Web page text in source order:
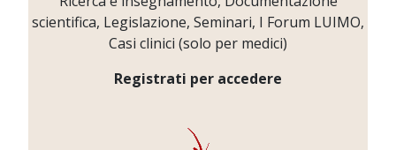
scientifica, Legislazione, Seminari, I Forum LUIMO,
Casi clinici (solo per medici)
Registrati per accedere